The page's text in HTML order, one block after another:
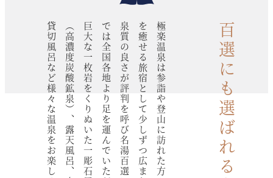
を癒せる旅宿として少しずつ広まりました。
貸切風呂など様々な温泉をお楽しみください。 百選にも選ばれる名湯。